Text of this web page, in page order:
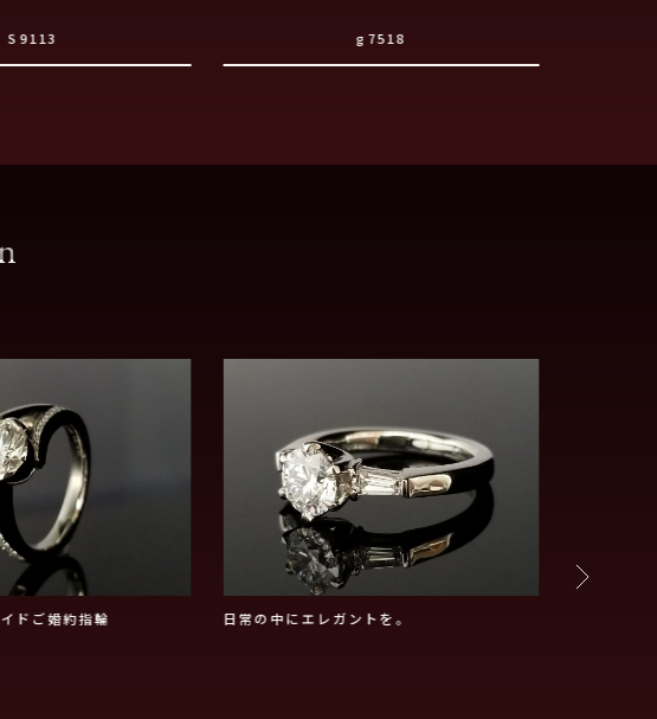
S9113 g7518
ドご婚約指輪 日常の中にエレガントを。